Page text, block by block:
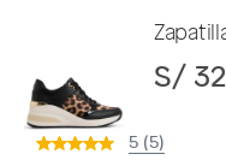
S/
5 (5)